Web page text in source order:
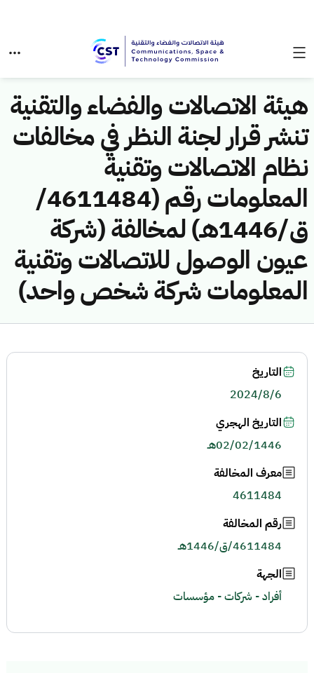
هيئة الاتصالات والفضاء والتقنية
تنشر قرار لجنة النظر في مخالفات
نظام الاتصالات وتقنية
المعلومات رقم (4611484/
ق/1446هـ) لمخالفة (شركة
عيون الوصول للاتصالات وتقنية
المعلومات شركة شخص واحد)
التاريخ
2024/8/6
التاريخ الهجري
02/02/1446هـ
معرف المخالفة
4611484
رقم المخالفة
4611484/ق/1446هـ
الجهة
أفراد - شركات - مؤسسات